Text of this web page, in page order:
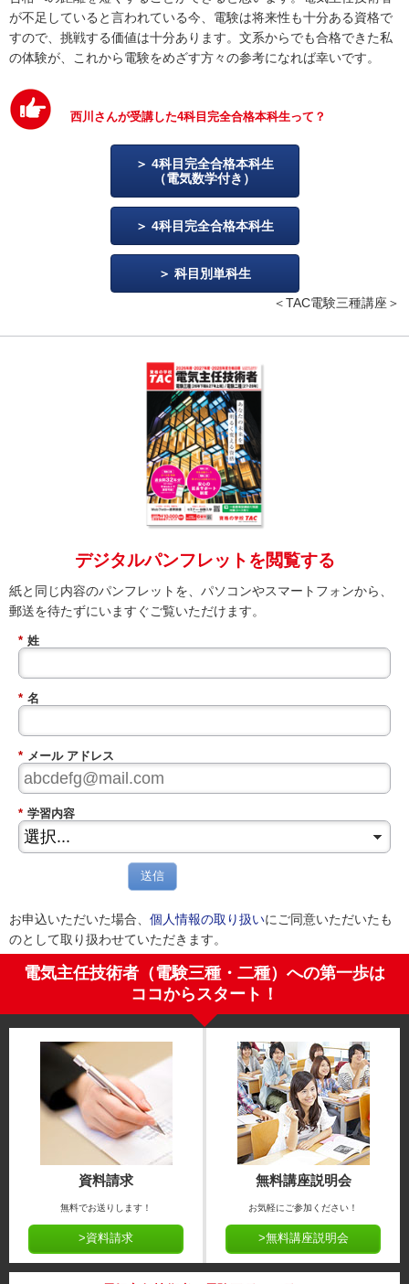
が不足していると言われている今、電験は将来性も十分ある資格で
すので、挑戦する価値は十分あります。文系からでも合格できた私
の体験が、これから電験をめざす方々の参考になれば幸いです。
西川さんが受講した4科目完全合格本科生って？
4科目完全合格本科生
（電気数学付き）
4科目完全合格本科生
科目別単科生
＜TAC電験三種講座＞
デジタルパンフレットを閲覧する
紙と同じ内容のパンフレットを、パソコンやスマートフォンから、
郵送を待たずにいますぐご覧いただけます。
* 姓
* 名
* メール アドレス
* 学習内容
送信
お申込いただいた場合、 個人情報の取り扱いにご同意いただいたも
のとして取り扱わせていただきます。
電気主任技術者（電験三種・二種）への第一歩は
ココからスタート！
資料請求
無料でお送りします！
>資料請求
無料講座説明会
お気軽にご参加ください！
>無料講座説明会